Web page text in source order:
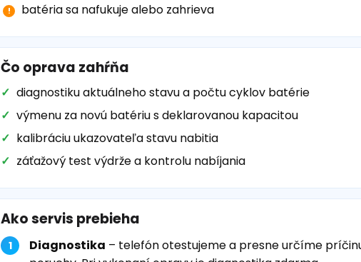
batéria sa nafukuje alebo zahrieva
Čo oprava zahŕňa
diagnostiku aktuálneho stavu a počtu cyklov batérie
výmenu za novú batériu s deklarovanou kapacitou
kalibráciu ukazovateľa stavu nabitia
záťažový test výdrže a kontrolu nabíjania
Ako servis prebieha
Diagnostika – telefón otestujeme a presne určíme